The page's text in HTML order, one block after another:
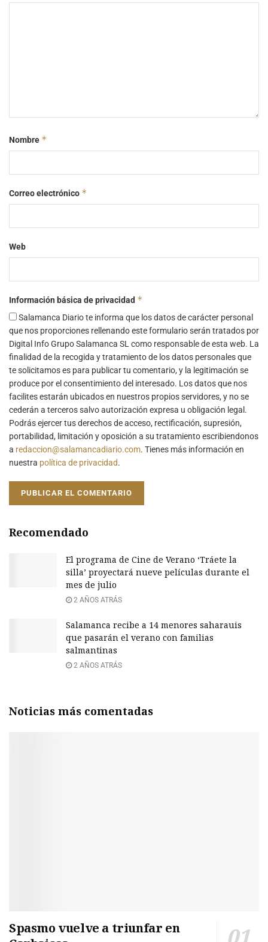
Nombre *
Correo electrónico *
Web
Información básica de privacidad *
Salamanca Diario te informa que los datos de carácter personal
que nos proporciones rellenando este formulario serán tratados por
Digital Info Grupo Salamanca SL como responsable de esta web. La
finalidad de la recogida y tratamiento de los datos personales que
te solicitamos es para publicar tu comentario, y la legitimación se
produce por el consentimiento del interesado. Los datos que nos
facilites estarán ubicados en nuestros propios servidores, y no se
cederán a terceros salvo autorización expresa u obligación legal.
Podrás ejercer tus derechos de acceso, rectificación, supresión,
portabilidad, limitación y oposición a su tratamiento escribiendonos
a redaccion@salamancadiario.com. Tienes más información en
nuestra política de privacidad.
Recomendado
El programa de Cine de Verano ‘Tráete la
silla’ proyectará nueve películas durante el
mes de julio
2 AÑOS ATRÁS
Salamanca recibe a 14 menores saharauis
que pasarán el verano con familias
salmantinas
2 AÑOS ATRÁS
Noticias más comentadas
Spasmo vuelve a triunfar en